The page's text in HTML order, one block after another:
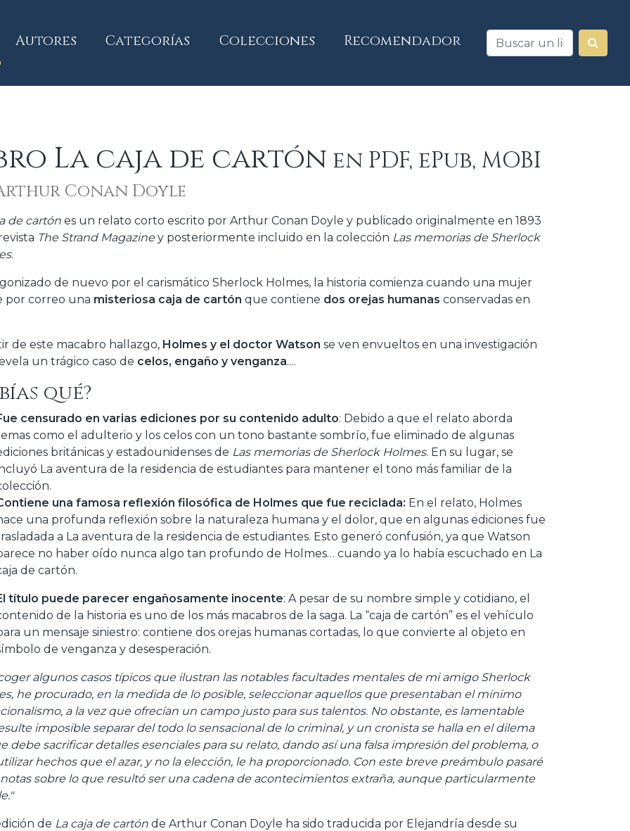
Autores Categorías Colecciones Recomendador
La caja de cartón en PDF, ePub, MOBI
Conan Doyle
de cartón es un relato corto escrito por Arthur Conan Doyle y publicado originalmente en 1893
The Strand Magazine y posteriormente incluido en la colección Las memorias de Sherlock
.
de nuevo por el carismático Sherlock Holmes, la historia comienza cuando una mujer
por correo una misteriosa caja de cartón que contiene dos orejas humanas conservadas en
de este macabro hallazgo, Holmes y el doctor Watson se ven envueltos en una investigación
un trágico caso de celos, engaño y venganza....
qué?
censurado en varias ediciones por su contenido adulto: Debido a que el relato aborda
como el adulterio y los celos con un tono bastante sombrío, fue eliminado de algunas
británicas y estadounidenses de Las memorias de Sherlock Holmes. En su lugar, se
La aventura de la residencia de estudiantes para mantener el tono más familiar de la
una famosa reflexión filosófica de Holmes que fue reciclada: En el relato, Holmes
una profunda reflexión sobre la naturaleza humana y el dolor, que en algunas ediciones fue
a La aventura de la residencia de estudiantes. Esto generó confusión, ya que Watson
no haber oído nunca algo tan profundo de Holmes… cuando ya lo había escuchado en La
de cartón.
título puede parecer engañosamente inocente: A pesar de su nombre simple y cotidiano, el
de la historia es uno de los más macabros de la saga. La “caja de cartón” es el vehículo
un mensaje siniestro: contiene dos orejas humanas cortadas, lo que convierte al objeto en
de venganza y desesperación.
algunos casos típicos que ilustran las notables facultades mentales de mi amigo Sherlock
he procurado, en la medida de lo posible, seleccionar aquellos que presentaban el mínimo
a la vez que ofrecían un campo justo para sus talentos. No obstante, es lamentable
imposible separar del todo lo sensacional de lo criminal, y un cronista se halla en el dilema
debe sacrificar detalles esenciales para su relato, dando así una falsa impresión del problema, o
hechos que el azar, y no la elección, le ha proporcionado. Con este breve preámbulo pasaré
sobre lo que resultó ser una cadena de acontecimientos extraña, aunque particularmente
de La caja de cartón de Arthur Conan Doyle ha sido traducida por Elejandría desde su